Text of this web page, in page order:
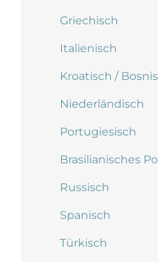
Griechisch
Italienisch
Kroatisch /
Niederländisch
Portugiesisch
Brasilianisches
Russisch
Spanisch
Türkisch